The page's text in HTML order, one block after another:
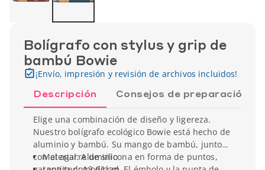
Bolígrafo con stylus y grip de
bambú Bowie
¡Envío, impresión y revisión de archivos incluidos!
Descripción Consejos de preparación
Elige una combinación de diseño y ligereza.
Nuestro bolígrafo ecológico Bowie está hecho de
aluminio y bambú. Su mango de bambú, junto
con el agarre de silicona en forma de puntos,
Material: Aluminio